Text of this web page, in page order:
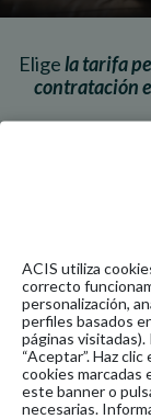
Eligela tarifa
contratación
ACIS utiliza
correcto
personalización,
perfiles basados
páginas visitadas).
“Aceptar”. Haz
cookies marcadas
este banner o
necesarias.